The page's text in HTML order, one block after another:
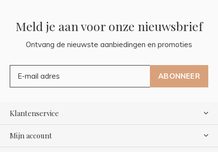
Meld je aan voor onze nieuwsbrief
Ontvang de nieuwste aanbiedingen en promoties
ABONNEER
Klantenservice
Mijn account